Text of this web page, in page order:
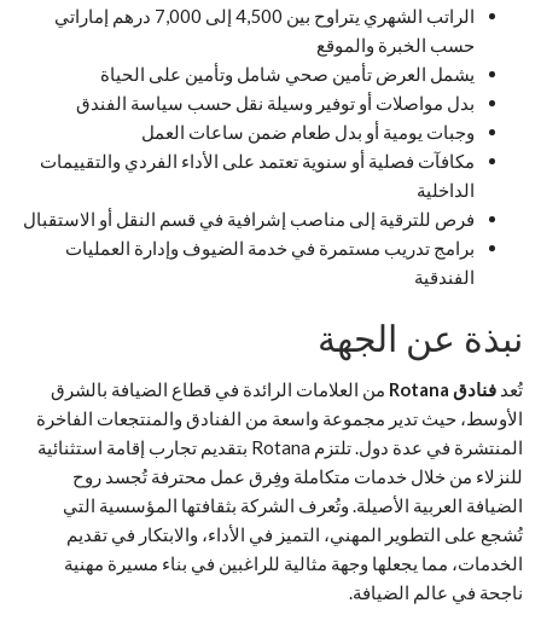
الراتب الشهري يتراوح بين 4,500 إلى 7,000 درهم إماراتي
حسب الخبرة والموقع
يشمل العرض تأمين صحي شامل وتأمين على الحياة
بدل مواصلات أو توفير وسيلة نقل حسب سياسة الفندق
وجبات يومية أو بدل طعام ضمن ساعات العمل
مكافآت فصلية أو سنوية تعتمد على الأداء الفردي والتقييمات
الداخلية
فرص للترقية إلى مناصب إشرافية في قسم النقل أو الاستقبال
برامج تدريب مستمرة في خدمة الضيوف وإدارة العمليات
الفندقية
نبذة عن الجهة
تُعد فنادق Rotana
من العلامات الرائدة في قطاع الضيافة بالشرق
الأوسط، حيث تدير مجموعة واسعة من الفنادق والمنتجعات الفاخرة
المنتشرة في عدة دول. تلتزم Rotana بتقديم تجارب إقامة استثنائية
للنزلاء من خلال خدمات متكاملة وفِرق عمل محترفة تُجسد روح
الضيافة العربية الأصيلة. وتُعرف الشركة بثقافتها المؤسسية التي
تُشجع على التطوير المهني، التميز في الأداء، والابتكار في تقديم
الخدمات، مما يجعلها وجهة مثالية للراغبين في بناء مسيرة مهنية
ناجحة في عالم الضيافة.